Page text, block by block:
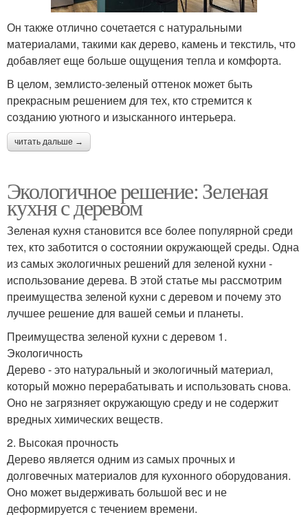
Он также отлично сочетается с натуральными
материалами, такими как дерево, камень и текстиль, что
добавляет еще больше ощущения тепла и комфорта.
В целом, землисто-зеленый оттенок может быть
прекрасным решением для тех, кто стремится к
созданию уютного и изысканного интерьера.
читать дальше →
Экологичное решение: Зеленая
кухня с деревом
Зеленая кухня становится все более популярной среди
тех, кто заботится о состоянии окружающей среды. Одна
из самых экологичных решений для зеленой кухни -
использование дерева. В этой статье мы рассмотрим
преимущества зеленой кухни с деревом и почему это
лучшее решение для вашей семьи и планеты.
Преимущества зеленой кухни с деревом 1.
Экологичность
Дерево - это натуральный и экологичный материал,
который можно перерабатывать и использовать снова.
Оно не загрязняет окружающую среду и не содержит
вредных химических веществ.
2. Высокая прочность
Дерево является одним из самых прочных и
долговечных материалов для кухонного оборудования.
Оно может выдерживать большой вес и не
деформируется с течением времени.